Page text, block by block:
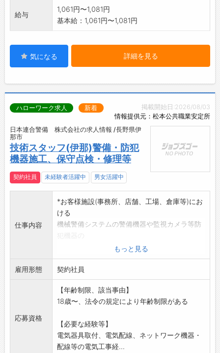
給与
1,061円〜1,081円
基本給：1,061円〜1,081円
気になる 詳細を見る
掲載開始日:2026/08/03
情報提供元：松本公共職業安定所
ハローワーク求人 新着
日本連合警備 株式会社の求人情報 /長野県伊
那市
技術スタッフ(伊那)警備・防犯
機器施工、保守点検・修理等
契約社員 未経験者活躍中 男女活躍中
仕事内容
*お客様施設(事務所、店舗、工場、倉庫等)にお
ける
機械警備システムの警備機器や監視カメラ等防
設置配線工事、設置機器の保守点検・修理を行
う業務です。
*弱電工事、通信・ネットワーク工事が中心で
す。
(社用車使用、必要な工具は貸与します)
*新築現場では、現場代人として施工管理や
*入社後、まずはセキュリティスタッフとして警
備業務
に従事し、自分自身が施工や点検することとな
もっと見る
雇用形態 契約社員
応募資格
【年齢制限、該当事由】
18歳〜、法令の規定により年齢制限がある
【必要な経験等】
電気器具取付、電気配線、ネットワーク機器・
配線等の電気工事経...